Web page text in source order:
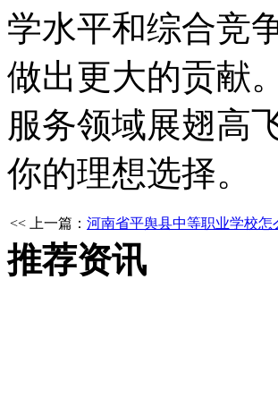
学水平和综合竞
做出更大的贡献
服务领域展翅高
你的理想选择。
<< 上一篇： 河南省平舆县中等职业学校
推荐资讯